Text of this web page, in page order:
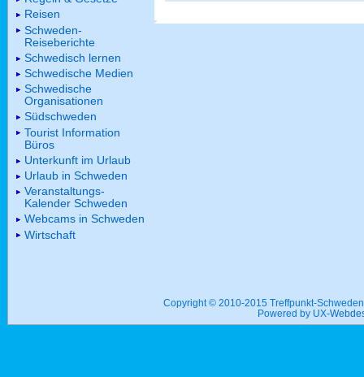
Reisen
Schweden-
Reiseberichte
Schwedisch lernen
Schwedische Medien
Schwedische
Organisationen
Südschweden
Tourist Information
Büros
Unterkunft im Urlaub
Urlaub in Schweden
Veranstaltungs-
Kalender Schweden
Webcams in Schweden
Wirtschaft
Copyright © 2010-2015 Treffpunkt-
Powered by UX-